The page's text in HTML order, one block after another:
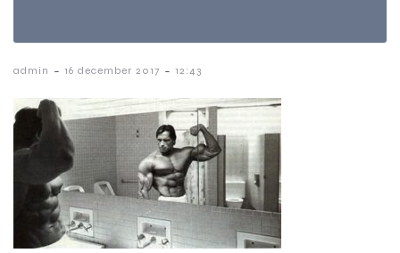
admin - 16 december 2017 - 12:43